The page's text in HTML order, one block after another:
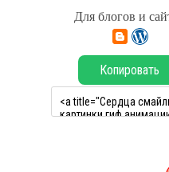
Для блогов и
Копировать